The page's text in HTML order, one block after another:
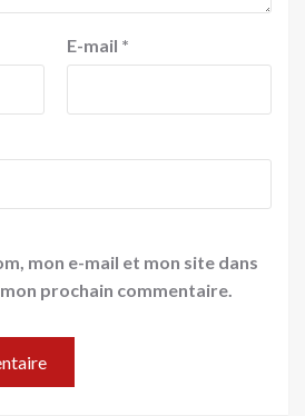
E-mail *
mon e-mail et mon site dans
prochain commentaire.